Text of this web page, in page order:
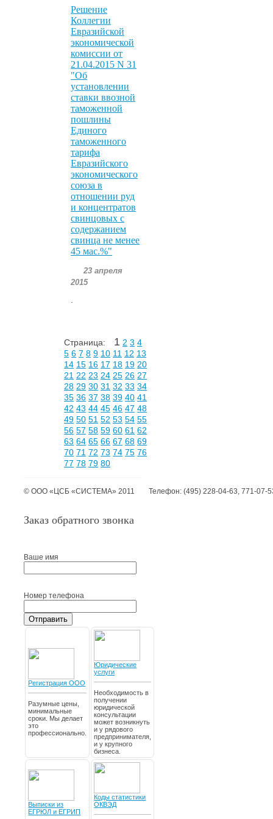
Решение
Коллегии
Евразийской
экономической
комиссии от
21.04.2015 N 31
"Об
установлении
ставки ввозной
таможенной
пошлины
Единого
таможенного
тарифа
Евразийского
экономического
союза в
отношении руд
и концентратов
свинцовых с
содержанием
свинца не менее
45 мас.%"
23 апреля
2015
.
Страница: 1 2 3 4
5 6 7 8 9 10 11 12 13
14 15 16 17 18 19 20
21 22 23 24 25 26 27
28 29 30 31 32 33 34
35 36 37 38 39 40 41
42 43 44 45 46 47 48
49 50 51 52 53 54 55
56 57 58 59 60 61 62
63 64 65 66 67 68 69
70 71 72 73 74 75 76
77 78 79 80
© ООО «ЦСБ «СИСТЕМА» 2011 Телефон: (495) 228-04-63, 771-07-
Заказ обратного звонка
Ваше имя
Номер телефона
Отправить
Регистрация ООО
Разумные цены,
минимальные
сроки. Мы делает
это
профессионально.
Юридические
услуги
Необходимость в
получении
юридической
консультации
может возникнуть
и у рядового
предпринимателя,
и у крупного
бизнеса.
Выписки из
ЕГРЮЛ и ЕГРИП
Коды статистики
ОКВЭД